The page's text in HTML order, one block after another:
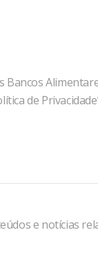
de
e notícias